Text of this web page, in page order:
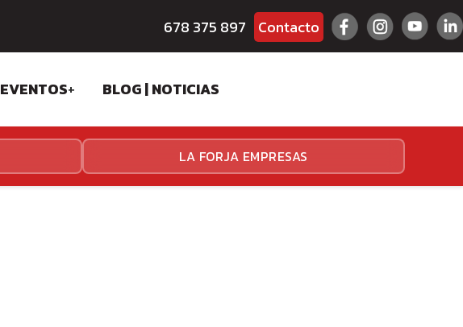
Contacto
678 375 897
Skip
to
EVENTOS+
SPARK GAMES
ANDALUSI CHALLENGER
BLOG | NOTICIAS
LA FORJA EMPRESAS